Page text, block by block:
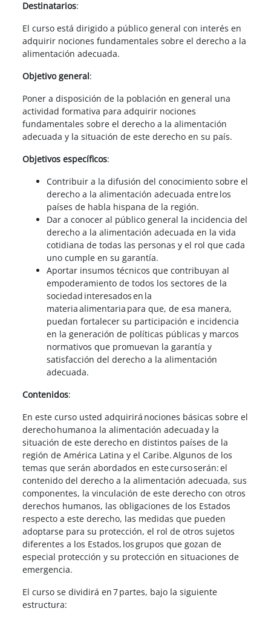
Destinatarios:
El curso está dirigido a público general con interés en
adquirir nociones fundamentales sobre el derecho a la
alimentación adecuada.
Objetivo general:
Poner a disposición de la población en general una
actividad formativa para adquirir nociones
fundamentales sobre el derecho a la alimentación
adecuada y la situación de este derecho en su país.
Objetivos específicos:
Contribuir a la difusión del conocimiento sobre el
derecho a la alimentación adecuada entre los
países de habla hispana de la región.
Dar a conocer al público general la incidencia del
derecho a la alimentación adecuada en la vida
cotidiana de todas las personas y el rol que cada
uno cumple en su garantía.
Aportar insumos técnicos que contribuyan al
empoderamiento de todos los sectores de la
sociedad interesados en la
materia alimentaria para que, de esa manera,
puedan fortalecer su participación e incidencia
en la generación de políticas públicas y marcos
normativos que promuevan la garantía y
satisfacción del derecho a la alimentación
adecuada.
Contenidos:
En este curso usted adquirirá nociones básicas sobre el
derecho humano a la alimentación adecuada y la
situación de este derecho en distintos países de la
región de América Latina y el Caribe. Algunos de los
temas que serán abordados en este curso serán: el
contenido del derecho a la alimentación adecuada, sus
componentes, la vinculación de este derecho con otros
derechos humanos, las obligaciones de los Estados
respecto a este derecho, las medidas que pueden
adoptarse para su protección, el rol de otros sujetos
diferentes a los Estados, los grupos que gozan de
especial protección y su protección en situaciones de
emergencia.
El curso se dividirá en 7 partes, bajo la siguiente
estructura: